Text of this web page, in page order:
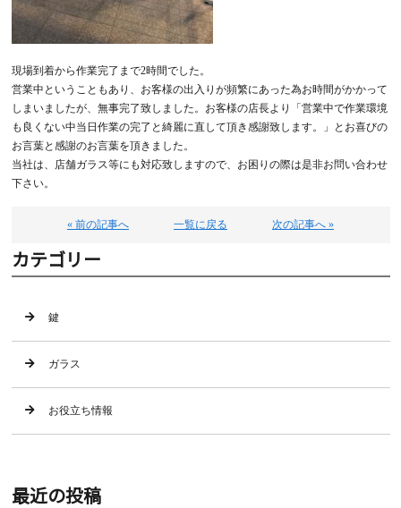
現場到着から作業完了まで2時間でした。
営業中ということもあり、お客様の出入りが頻繁にあった為お時間がかかって
しまいましたが、無事完了致しました。お客様の店長より「営業中で作業環境
も良くない中当日作業の完了と綺麗に直して頂き感謝致します。」とお喜びの
お言葉と感謝のお言葉を頂きました。
当社は、店舗ガラス等にも対応致しますので、お困りの際は是非お問い合わせ
下さい。
« 前の記事へ 一覧に戻る 次の記事へ »
カテゴリー
鍵
ガラス
お役立ち情報
最近の投稿